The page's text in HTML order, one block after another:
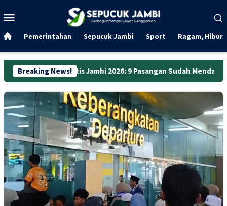
ke
Mobile
Pemerintahan Sepucuk Jambi Sport Ragam,
Breaking News!
Gratis Jambi 2026: 9 Pasangan Sudah Mendaftar, Berikut